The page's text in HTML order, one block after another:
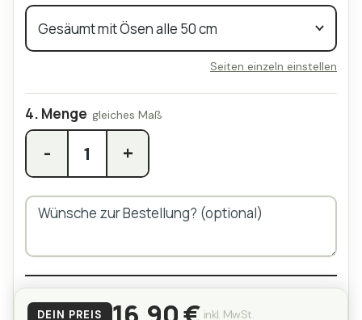
Seiten einzeln einstellen
Menge
- +
DEIN PREIS inkl. MwSt.